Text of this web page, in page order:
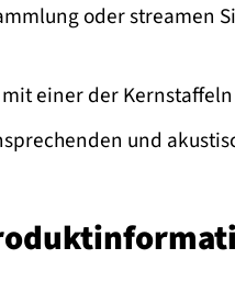
oder streamen
einer der
und